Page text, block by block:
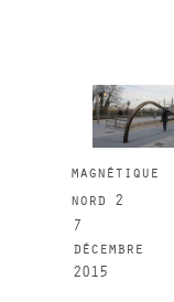
magnétique
nord 2
7
décembre
2015